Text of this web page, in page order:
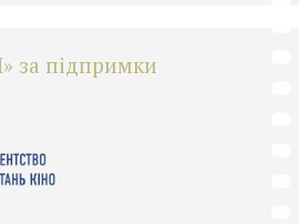
за підпримки